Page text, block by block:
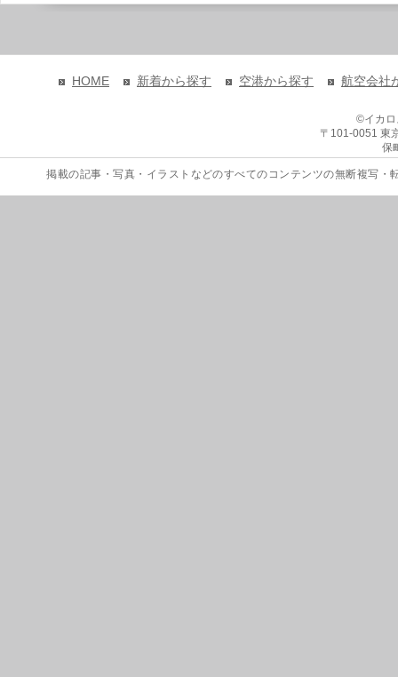
HOME 新着から探す 空港から探す 航空会社
©イカ
〒101-0051 東
保
掲載の記事・写真・イラストなどのすべてのコンテンツの無断複